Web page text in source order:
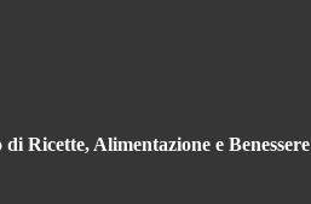
Ricette, Alimentazione e Benessere